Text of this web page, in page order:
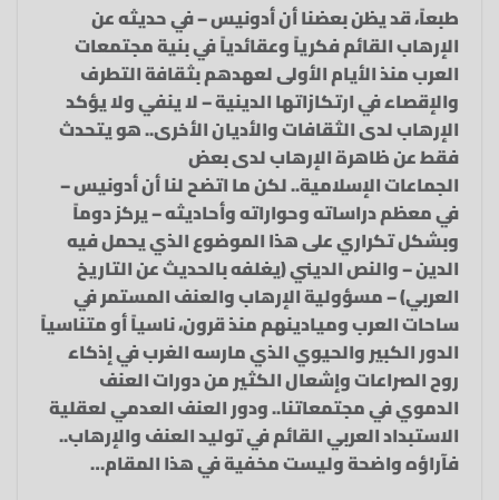
طبعاً، قد يظن بعضنا أن أدونيس – في حديثه عن
الإرهاب القائم فكرياً وعقائدياً في بنية مجتمعات
العرب منذ الأيام الأولى لعهدهم بثقافة التطرف
والإقصاء في ارتكازاتها الدينية – لا ينفي ولا يؤكد
الإرهاب لدى الثقافات والأديان الأخرى.. هو يتحدث
فقط عن ظاهرة الإرهاب لدى بعض
الجماعات الإسلامية.. لكن ما اتضح لنا أن أدونيس –
في معظم دراساته وحواراته وأحاديثه – يركز دوماً
وبشكل تكراري على هذا الموضوع الذي يحمل فيه
الدين – والنص الديني (يغلفه بالحديث عن التاريخ
العربي) – مسؤولية الإرهاب والعنف المستمر في
ساحات العرب وميادينهم منذ قرون، ناسياً أو متناسياً
الدور الكبير والحيوي الذي مارسه الغرب في إذكاء
روح الصراعات وإشعال الكثير من دورات العنف
الدموي في مجتمعاتنا.. ودور العنف العدمي لعقلية
الاستبداد العربي القائم في توليد العنف والإرهاب..
فآراؤه واضحة وليست مخفية في هذا المقام…